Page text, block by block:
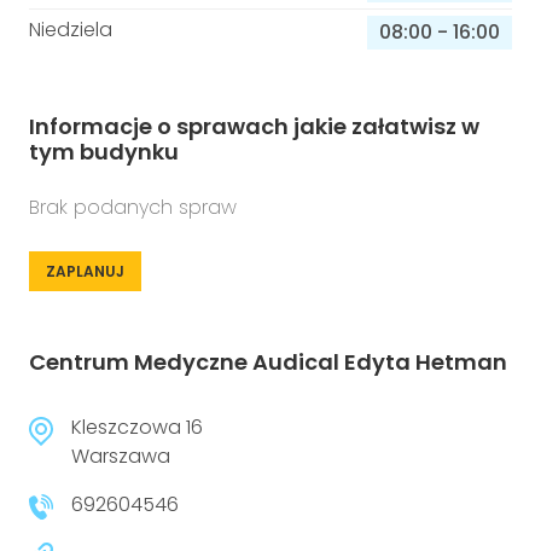
Niedziela
08:00 - 16:00
Informacje o sprawach jakie załatwisz w
tym budynku
Brak podanych spraw
ZAPLANUJ
Centrum Medyczne Audical Edyta Hetman
Kleszczowa 16
Warszawa
692604546